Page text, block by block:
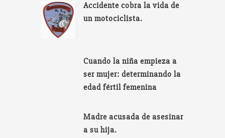
Accidente cobra la vida de
un motociclista.
Cuando la niña empieza a
ser mujer: determinando la
edad fértil femenina
Madre acusada de asesinar
a su hija.